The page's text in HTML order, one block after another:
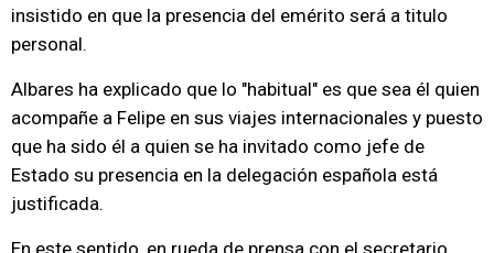
insistido en que la presencia del emérito será a titulo
personal.
Albares ha explicado que lo "habitual" es que sea él quien
acompañe a Felipe en sus viajes internacionales y puesto
que ha sido él a quien se ha invitado como jefe de
Estado su presencia en la delegación española está
justificada.